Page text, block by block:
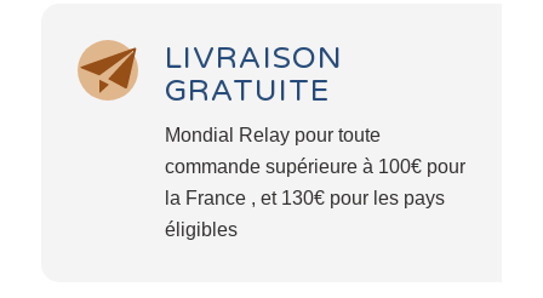
LIVRAISON
GRATUITE
Mondial Relay pour toute
commande supérieure à 100€ pour
la France , et 130€ pour les pays
éligibles